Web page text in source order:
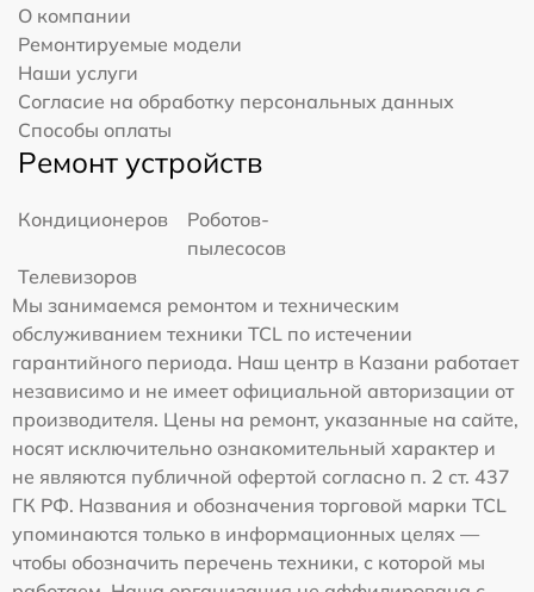
О компании
Ремонтируемые модели
Наши услуги
Согласие на обработку персональных данных
Способы оплаты
Ремонт устройств
Кондиционеров
Роботов-
пылесосов
Телевизоров
Мы занимаемся ремонтом и техническим
обслуживанием техники TCL по истечении
гарантийного периода. Наш центр в Казани работает
независимо и не имеет официальной авторизации от
производителя. Цены на ремонт, указанные на сайте,
носят исключительно ознакомительный характер и
не являются публичной офертой согласно п. 2 ст. 437
ГК РФ. Названия и обозначения торговой марки TCL
упоминаются только в информационных целях —
чтобы обозначить перечень техники, с которой мы